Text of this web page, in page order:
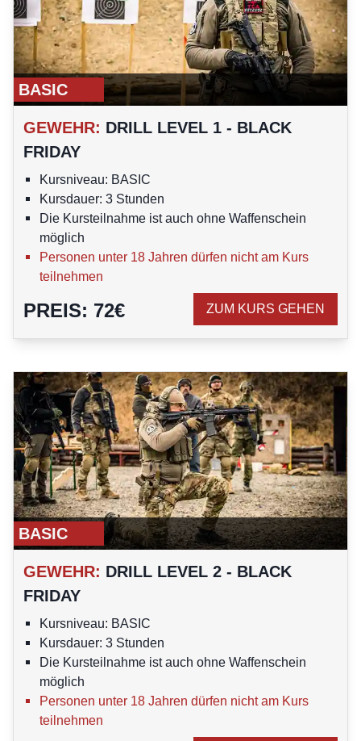
BASIC
GEWEHR: DRILL LEVEL 1 - BLACK
FRIDAY
Kursniveau: BASIC
Kursdauer: 3 Stunden
Die Kursteilnahme ist auch ohne Waffenschein
möglich
Personen unter 18 Jahren dürfen nicht am Kurs
teilnehmen
PREIS: 72€ ZUM KURS GEHEN
BASIC
GEWEHR: DRILL LEVEL 2 - BLACK
FRIDAY
Kursniveau: BASIC
Kursdauer: 3 Stunden
Die Kursteilnahme ist auch ohne Waffenschein
möglich
Personen unter 18 Jahren dürfen nicht am Kurs
teilnehmen